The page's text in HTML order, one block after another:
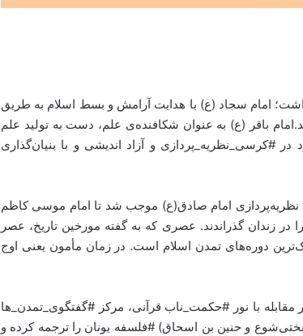
داشت؛ امام سجاد (ع) با هدایت آرامش و بسط اسلام به طریق
باقر (ع) به عنوان شکافنده‌ی علم، دست به تولید علم
#کرسی_نظریه_پردازی و آزاد اندیشی‌ و با بنیان‌گذاری
نظریه‌پردازی امام صادق(ع) موجب شد تا امام موسی کاظم
زندان گذراندند. عصری که به گفته مورخین تاریخ، عصر
دوره‌های تمدن اسلام است. در زمان مأمون یعنی اوج
با نور #حکمت_ناب قرآنی، مرکز #گفتگوی_تمدن_ها
بختی‌‌شوع و حنین بن اسحاق) #فلسفه یونان را ترجمه کرده و